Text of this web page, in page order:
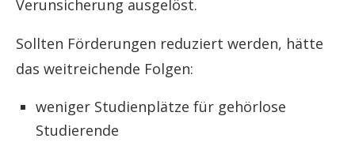
Verunsicherung ausgelöst.
Sollten Förderungen reduziert werden, hätte
das weitreichende Folgen:
weniger Studienplätze für gehörlose
Studierende